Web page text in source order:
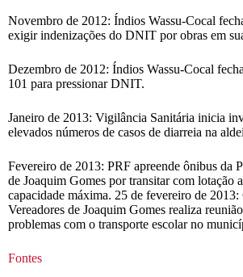
Novembro de 2012: Índios Wassu-Cocal
exigir indenizações do DNIT por obras em
Dezembro de 2012: Índios Wassu-Cocal
101 para pressionar DNIT.
Janeiro de 2013: Vigilância Sanitária inicia
elevados números de casos de diarreia na
Fevereiro de 2013: PRF apreende ônibus da
de Joaquim Gomes por transitar com lotação
capacidade máxima. 25 de fevereiro de 2013:
Vereadores de Joaquim Gomes realiza
problemas com o transporte escolar no
Fontes